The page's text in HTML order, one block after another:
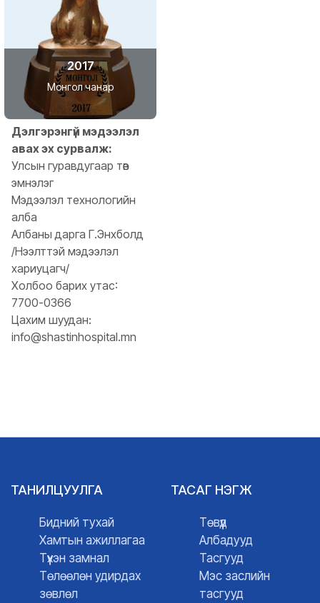
2017
Монгол чанар
Дэлгэрэнгүй мэдээлэл
авах эх сурвалж:
Улсын гуравдугаар төв
эмнэлэг
Мэдээлэл технологийн
алба
Албаны дарга Г.Энхболд
/Нээлттэй мэдээлэл
хариуцагч/
Холбоо барих утас:
7700-0366
Цахим шуудан:
info@shastinhospital.mn
ТАНИЛЦУУЛГА
Бидний тухай
Хамтын ажиллагаа
Түүхэн замнал
Төлөөлөн удирдах
зөвлөл
ТАСАГ НЭГЖ
Төвүүд
Албадууд
Тасгууд
Мэс заслийн
тасгууд